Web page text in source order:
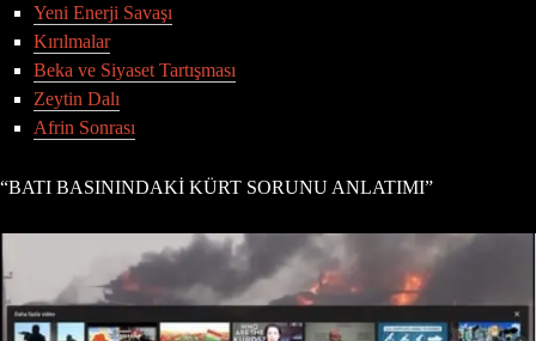
Yeni Enerji Savaşı
Kırılmalar
Beka ve Siyaset Tartışması
Zeytin Dalı
Afrin Sonrası
“BATI BASININDAKİ KÜRT SORUNU ANLATIMI”